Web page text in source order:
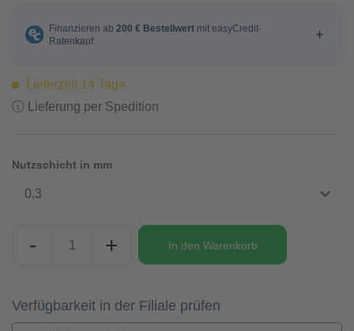
Lieferzeit 14 Tage
ⓘ Lieferung per Spedition
Nutzschicht in mm
0,3
- + In den Warenkorb
Verfügbarkeit in der Filiale prüfen